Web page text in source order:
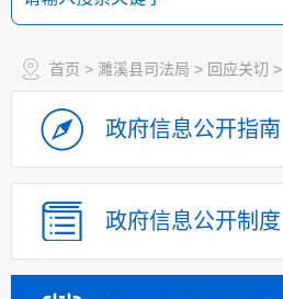
首页 > 濉溪县司法局 > 回应关切 >
政府信息公开指南
政府信息公开制度